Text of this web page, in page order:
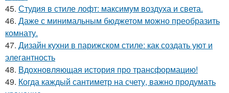
45. Студия в стиле лофт: максимум воздуха и света.
46. Даже с минимальным бюджетом можно преобразить
комнату.
47. Дизайн кухни в парижском стиле: как создать уют и
элегантность
48. Вдохновляющая история про трансформацию!
49. Когда каждый сантиметр на счету, важно продумать